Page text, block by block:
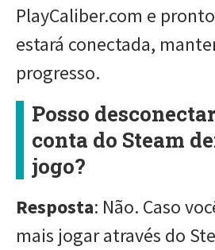
PlayCaliber.com e
estará conectada,
progresso.
Posso
conta do Steam
jogo?
Resposta: Não. Caso
mais jogar através do